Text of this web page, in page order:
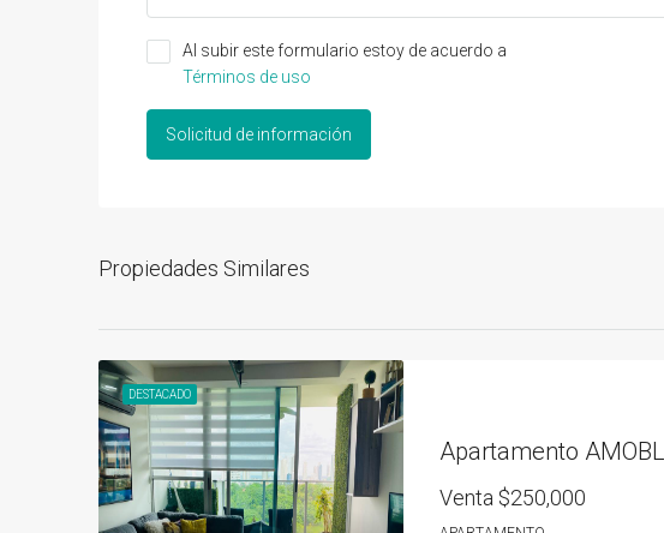
Al subir este formulario estoy de acuerdo a
Términos de uso
Solicitud de información
Propiedades Similares
DESTACADO
Venta $250,000